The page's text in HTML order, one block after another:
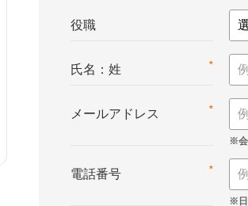
役職
*
氏名：姓
*
メールアドレス
*
電話番号